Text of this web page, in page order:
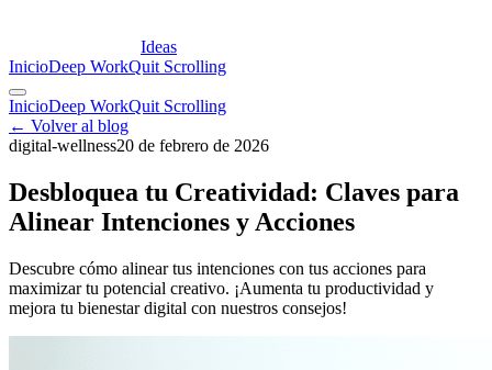
Ideas
InicioDeep WorkQuit Scrolling
InicioDeep WorkQuit Scrolling
← Volver al blog
digital-wellness20 de febrero de 2026
Desbloquea tu Creatividad: Claves para
Alinear Intenciones y Acciones
Descubre cómo alinear tus intenciones con tus acciones para
maximizar tu potencial creativo. ¡Aumenta tu productividad y
mejora tu bienestar digital con nuestros consejos!